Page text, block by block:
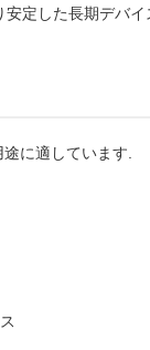
定した長期デバ
に適しています.